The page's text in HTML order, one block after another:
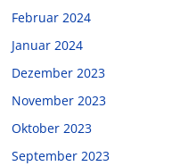
Februar 2024
Januar 2024
Dezember 2023
November 2023
Oktober 2023
September 2023